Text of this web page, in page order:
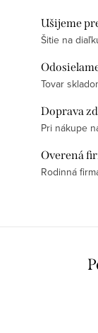
Ušijeme
Šitie na
Tovar
Doprava
Pri nákupe
Overená
Rodinná